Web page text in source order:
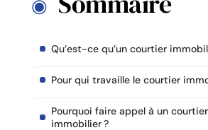
Qu’est-ce qu’un courtier
Pour qui travaille le courtier
Pourquoi faire appel à un courtier
immobilier ?